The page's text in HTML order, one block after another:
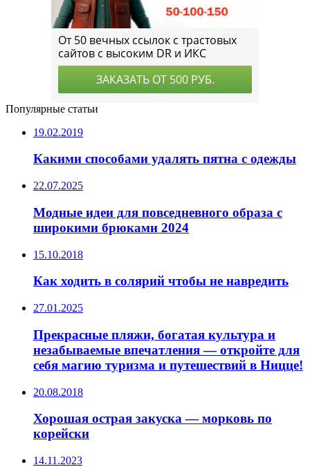
Популярные статьи
19.02.2019
Какими способами удалять пятна с одежды
22.07.2025
Модные идеи для повседневного образа с
широкими брюками 2024
15.10.2018
Как ходить в солярий чтобы не навредить
27.01.2025
Прекрасные пляжи, богатая культура и
незабываемые впечатления — откройте для
себя магию туризма и путешествий в Ницце!
20.08.2018
Хорошая острая закуска — морковь по
корейски
14.11.2023